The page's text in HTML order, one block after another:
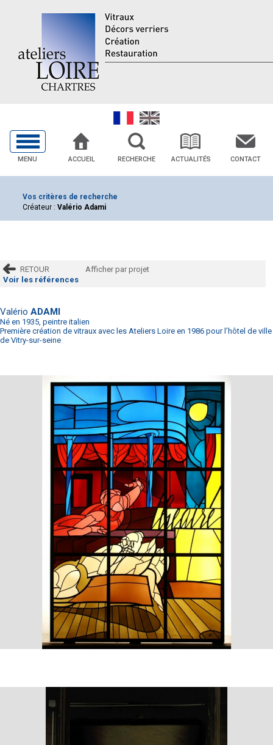
MENU ACCUEIL RECHERCHE ACTUALITÉS CONTACT
Vos critères de recherche
Créateur : Valério Adami
RETOUR
Afficher par projet
Voir les références
Valério ADAMI
Né en 1935, peintre italien
Première création de vitraux avec les Ateliers Loire en 1986 pour l’hôtel de ville
de Vitry-sur-seine